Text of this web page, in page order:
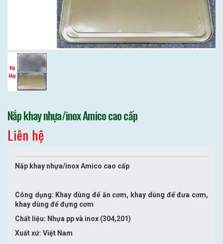
Nắp khay nhựa/inox Amico cao cấp
Liên hệ
Nắp khay nhựa/inox Amico cao cấp
Công dụng: Khay dùng để ăn cơm, khay dùng để đưa cơm,
khay dùng để đựng cơm
Chất liệu: Nhựa pp và inox (304,201)
Xuất xứ: Việt Nam